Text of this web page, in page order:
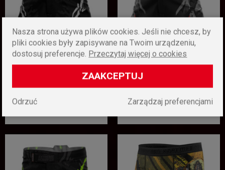
Spodenki athletic Extreme
Hobby | BLACK PANTHER -
czarny/biały
Spodenki athletic Extreme
Hobby | IRON FORCE - biały
Nasza strona używa plików cookies. Jeśli nie chcesz, by
pliki cookies były zapisywane na Twoim urządzeniu,
dostosuj preferencje. Przeczytaj więcej o cookies
ZAAKCEPTUJ
Zarządzaj preferencjami
Odrzuć